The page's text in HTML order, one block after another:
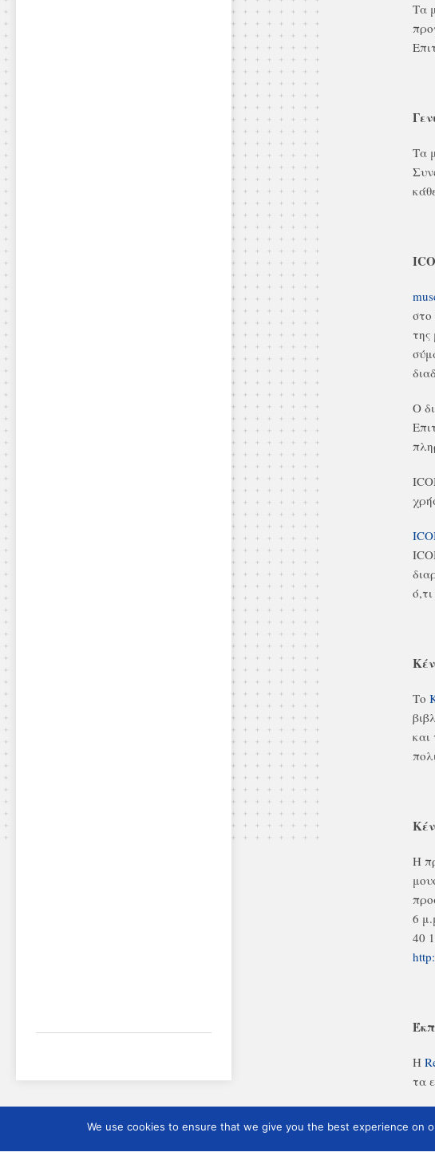
Τα
Τα
στο
της
Ο
Το
και
Η
6
40
Η
τα
We use cookies to ensure that we give you the best experience